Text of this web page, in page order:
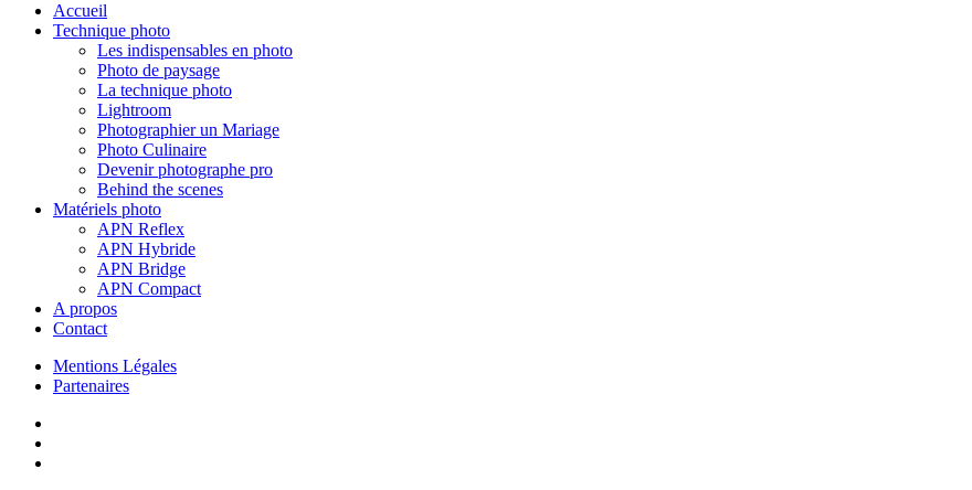
Accueil
Technique photo
Les indispensables en photo
Photo de paysage
La technique photo
Lightroom
Photographier un Mariage
Photo Culinaire
Devenir photographe pro
Behind the scenes
Matériels photo
APN Reflex
APN Hybride
APN Bridge
APN Compact
A propos
Contact
Mentions Légales
Partenaires